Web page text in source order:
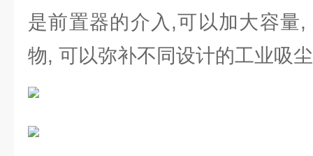
是前置器的介入,可以加大容量
物, 可以弥补不同设计的工业吸